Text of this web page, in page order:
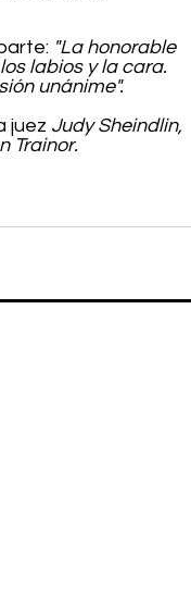
"La honorable
labios y la cara.
unánime".
juez Judy Sheindlin,
Trainor.